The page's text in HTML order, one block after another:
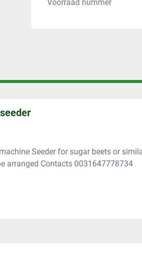
Voorraad nummer
Seeder for sugar beets or
arranged Contacts 0031647778734